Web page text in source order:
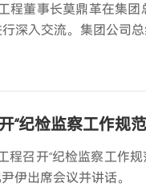
程董事长莫鼎革在集
深入交流。集团公司
“纪检监察工作规
程召开“纪检监察工作
伊出席会议并讲话。